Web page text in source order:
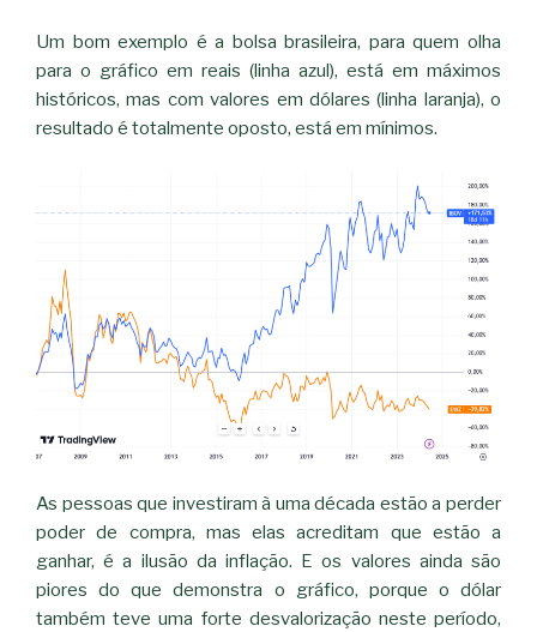
Um bom exemplo é a bolsa brasileira, para quem olha
para o gráfico em reais (linha azul), está em máximos
históricos, mas com valores em dólares (linha laranja), o
resultado é totalmente oposto, está em mínimos.
As pessoas que investiram à uma década estão a perder
poder de compra, mas elas acreditam que estão a
ganhar, é a ilusão da inflação. E os valores ainda são
piores do que demonstra o gráfico, porque o dólar
também teve uma forte desvalorização neste período,